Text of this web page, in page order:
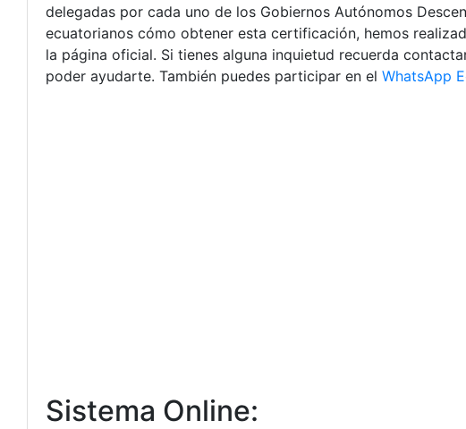
delegadas por cada uno de los Gobiernos Autónomos
ecuatorianos cómo obtener esta certificación, hemos
la página oficial. Si tienes alguna inquietud recuerda
poder ayudarte. También puedes participar en el WhatsApp
Sistema Online: